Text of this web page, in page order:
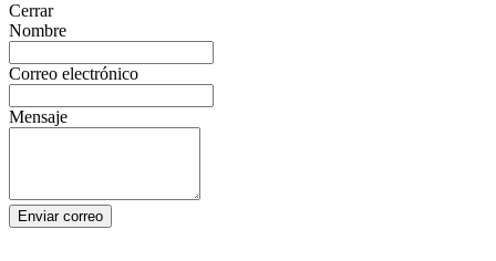
Cerrar
Nombre
Correo electrónico
Mensaje
Enviar correo